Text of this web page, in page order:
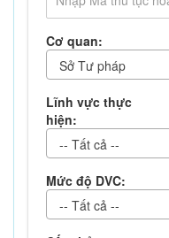
Cơ quan:
Sở Tư pháp
Lĩnh vực thực
hiện:
-- Tất cả --
Mức độ DVC:
-- Tất cả --